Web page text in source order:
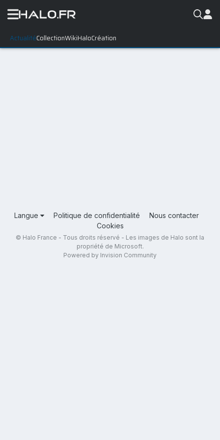
ActualitéCollectionWikiHaloCréation
Langue Politique de confidentialité
Nous contacter
Cookies
© Halo France - Tous droits réservé - Les images de Halo sont la
propriété de Microsoft.
Powered by Invision Community